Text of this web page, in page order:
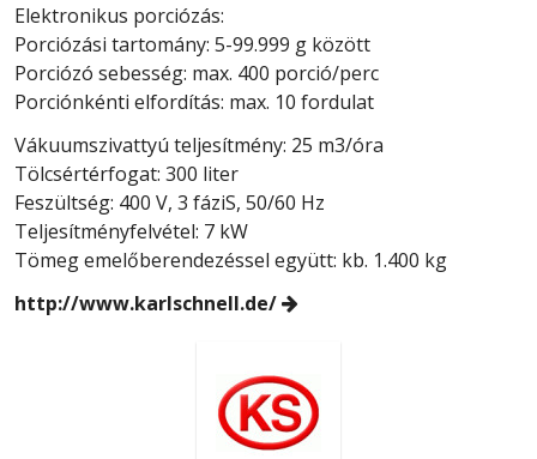
Elektronikus porciózás:
Porciózási tartomány: 5-99.999 g között
Porciózó sebesség: max. 400 porció/perc
Porciónkénti elfordítás: max. 10 fordulat
Vákuumszivattyú teljesítmény: 25 m3/óra
Tölcsértérfogat: 300 liter
Feszültség: 400 V, 3 fáziS, 50/60 Hz
Teljesítményfelvétel: 7 kW
Tömeg emelőberendezéssel együtt: kb. 1.400 kg
http://www.karlschnell.de/